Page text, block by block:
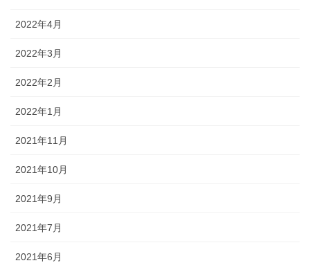
2022年4月
2022年3月
2022年2月
2022年1月
2021年11月
2021年10月
2021年9月
2021年7月
2021年6月